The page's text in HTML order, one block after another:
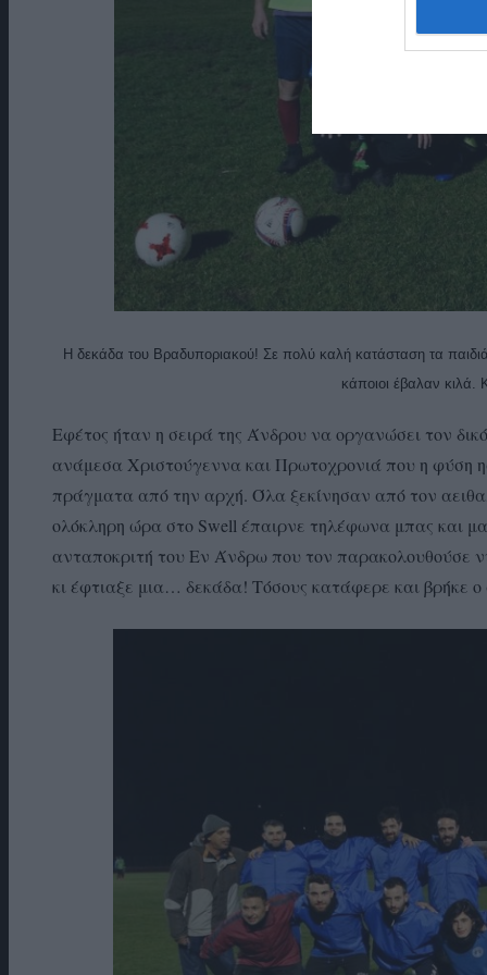
Η δεκάδα του Βραδυποριακού! Σε πολύ καλή κατάσταση τα
κάποιοι έβαλαν
Εφέτος ήταν η σειρά της Άνδρου να οργανώσει τον
ανάμεσα Χριστούγεννα και Πρωτοχρονιά που η φύση
πράγματα από την αρχή. Όλα ξεκίνησαν από τον
ολόκληρη ώρα στο Swell έπαιρνε τηλέφωνα μπας και
ανταποκριτή του Εν Άνδρω που τον παρακολουθούσε
κι έφτιαξε μια… δεκάδα! Τόσους κατάφερε και βρήκε